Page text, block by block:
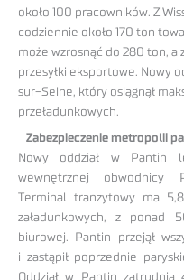
około 100 pracowników. Z
codziennie około 170 ton
może wzrosnąć do 280 ton, a
przesyłki eksportowe. Nowy
sur-Seine, który osiągnął
przeładunkowych.
Zabezpieczenie metropolii
Nowy oddział w Pantin
wewnętrznej obwodnicy
Terminal tranzytowy ma
załadunkowych, z ponad
biurowej. Pantin przejął
i zastąpił poprzednie
Oddział w Pantin zatrudnia